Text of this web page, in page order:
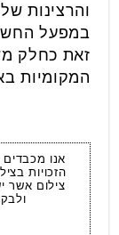
והרצינות
במפעל
זאת כחלק
המקומיות
אנו מכבדים
הזכויות
צילום אשר